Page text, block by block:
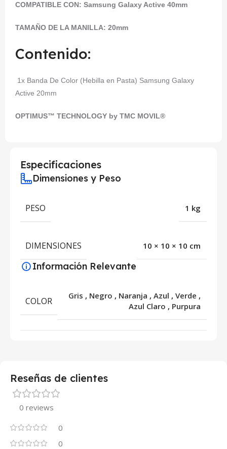
COMPATIBLE CON: Samsung Galaxy Active 40mm
TAMAÑO DE LA MANILLA: 20mm
Contenido:
1x Banda De Color (Hebilla en Pasta) Samsung Galaxy
Active 20mm
OPTIMUS™ TECHNOLOGY by TMC MOVIL®
Especificaciones
Dimensiones y Peso
PESO 1 kg
DIMENSIONES 10 × 10 × 10 cm
Información Relevante
COLOR Gris , Negro , Naranja , Azul , Verde ,
Azul Claro , Purpura
Reseñas de clientes
0 reviews
0
0